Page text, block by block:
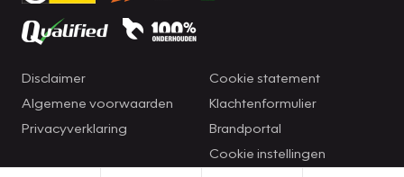
Disclaimer
Algemene voorwaarden
Privacyverklaring
Cookie statement
Klachtenformulier
Brandportal
Cookie instellingen